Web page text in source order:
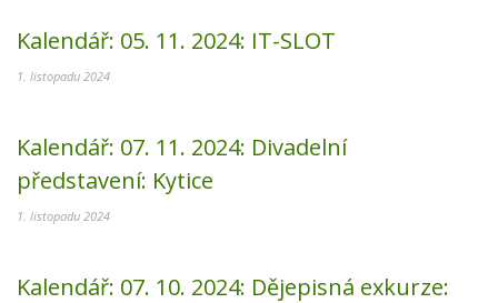
Kalendář: 05. 11. 2024: IT-SLOT
1. listopadu 2024
Kalendář: 07. 11. 2024: Divadelní
představení: Kytice
1. listopadu 2024
Kalendář: 07. 10. 2024: Dějepisná exkurze: